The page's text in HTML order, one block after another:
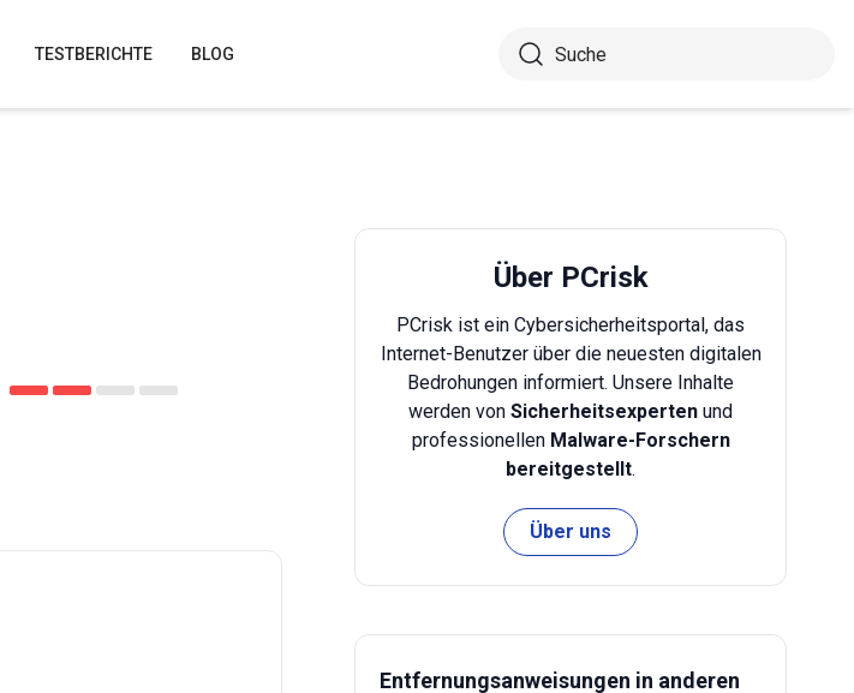
TESTBERICHTE BLOG
Über PCrisk
PCrisk ist ein Cybersicherheitsportal, das
Internet-Benutzer über die neuesten digitalen
Bedrohungen informiert. Unsere Inhalte
werden von Sicherheitsexperten und
professionellen Malware-Forschern
bereitgestellt.
Über uns
Entfernungsanweisungen in anderen